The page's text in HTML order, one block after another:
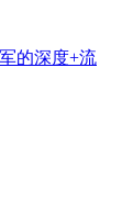
的深度+流